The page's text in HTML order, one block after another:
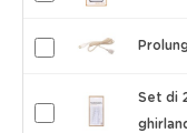
Set di